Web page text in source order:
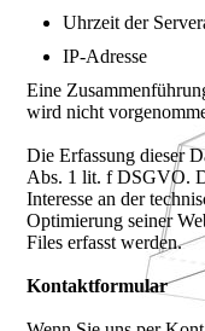
Uhrzeit der
IP-Adresse
Eine
wird nicht
Die Erfassung dieser
Abs. 1 lit. f DSGVO.
Interesse an der
Optimierung seiner
Files erfasst werden.
Kontaktformular